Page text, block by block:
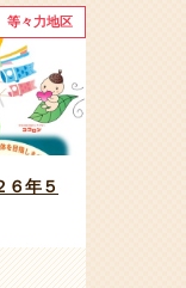
等々力地区
年５